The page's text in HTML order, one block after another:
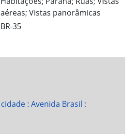
aéreas; Vistas panorâmicas
BR-35